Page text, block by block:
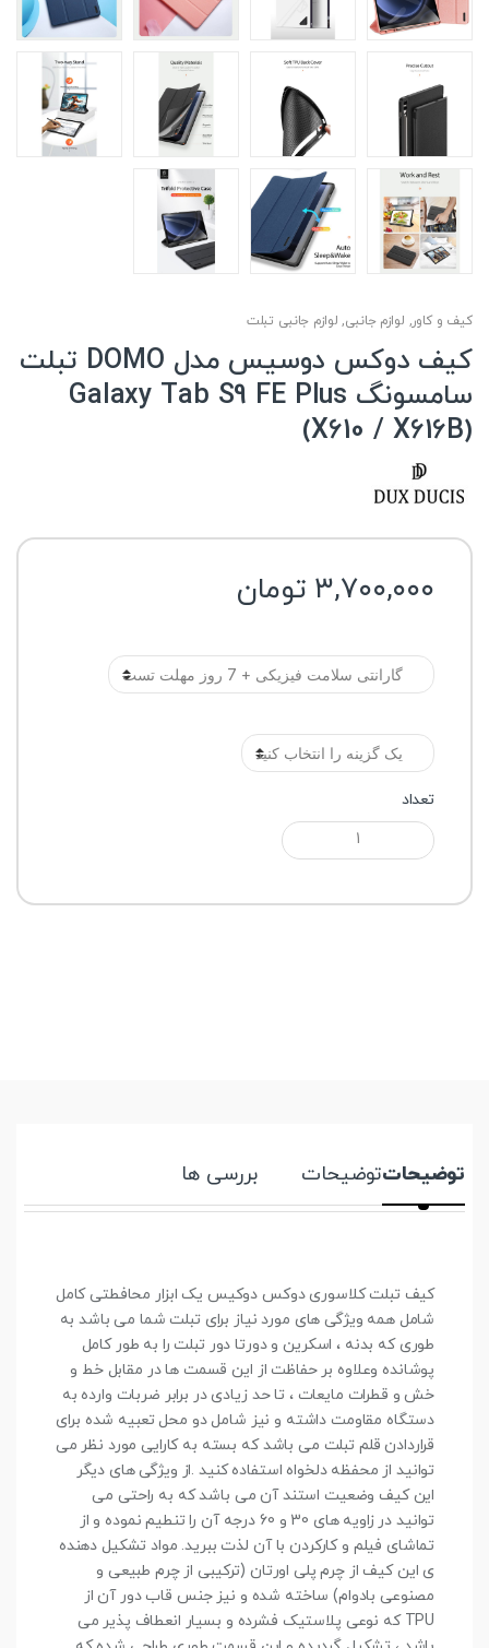
کیف و کاور, لوازم جانبی, لوازم جانبی تبلت
کیف دوکس دوسیس مدل DOMO تبلت
سامسونگ Galaxy Tab S9 FE Plus
(X610 / X616B)
۳,۷۰۰,۰۰۰ تومان
تعداد
توضیحاتتوضیحات بررسی ها
کیف تبلت کلاسوری دوکس دوکیس یک ابزار محافطتی کامل
شامل همه ویژگی های مورد نیاز برای تبلت شما می باشد به
طوری که بدنه ، اسکرین و دورتا دور تبلت را به طور کامل
پوشانده وعلاوه بر حفاظت از این قسمت ها در مقابل خط و
خش و قطرات مایعات ، تا حد زیادی در برابر ضربات وارده به
دستگاه مقاومت داشته و نیز شامل دو محل تعبیه شده برای
قراردادن قلم تبلت می باشد که بسته به کارایی مورد نظر می
توانید از محفظه دلخواه استفاده کنید .از ویژگی های دیگر
این کیف وضعیت استند آن می باشد که به راحتی می
توانید در زاویه های 30 و 60 درجه آن را تنطیم نموده و از
تماشای فیلم و کارکردن با آن لذت ببرید. مواد تشکیل دهنده
ی این کیف از چرم پلی اورتان (ترکیبی از چرم طبیعی و
مصنوعی بادوام) ساخته شده و نیز جنس قاب دور آن از
TPU که نوعی پلاستیک فشرده و بسیار انعطاف پذیر می